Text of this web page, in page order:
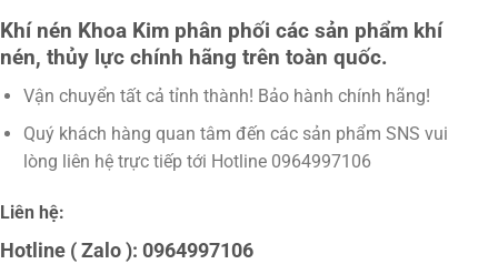
Khí nén Khoa Kim phân phối các sản phẩm khí
nén, thủy lực chính hãng trên toàn quốc.
Vận chuyển tất cả tỉnh thành! Bảo hành chính hãng!
Quý khách hàng quan tâm đến các sản phẩm SNS vui
lòng liên hệ trực tiếp tới Hotline 0964997106
Liên hệ:
Hotline ( Zalo ): 0964997106